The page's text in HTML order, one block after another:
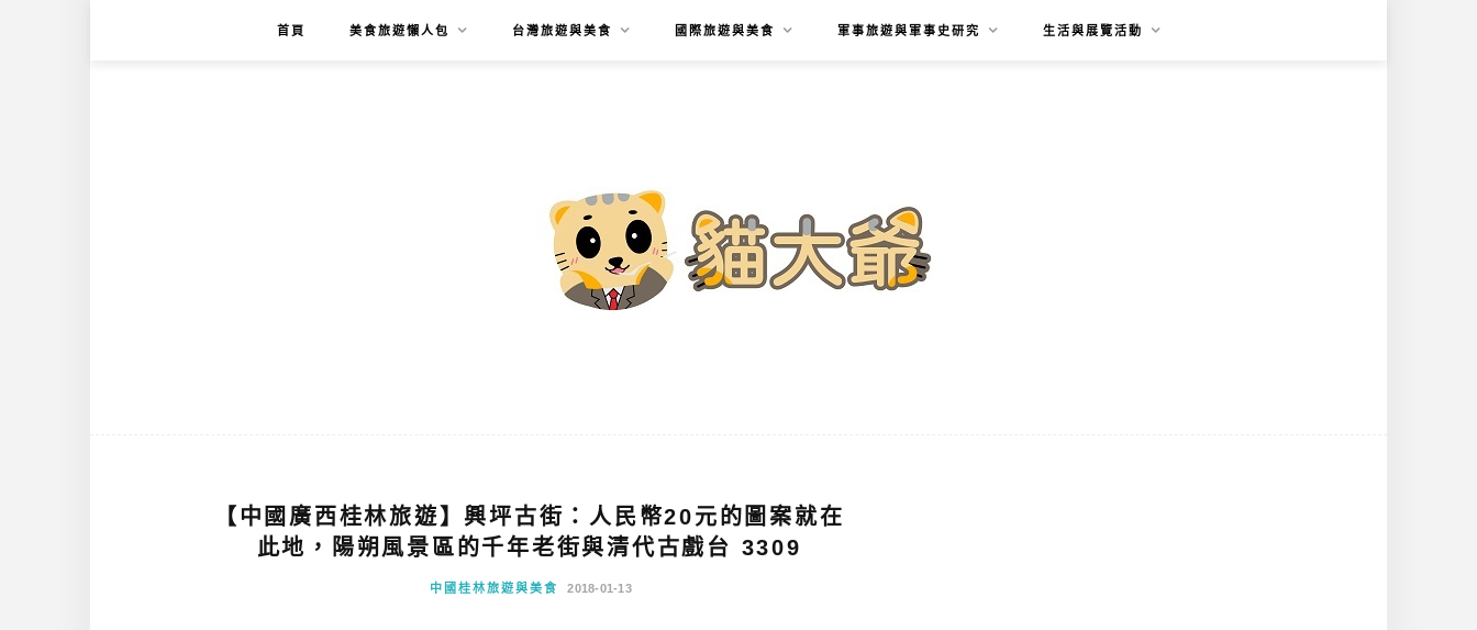
首頁 美食旅遊懶人包 台灣旅遊與美食 國際旅遊與美食 軍事旅遊與軍事史研究 生活與展覽活動
【中國廣西桂林旅遊】興坪古街：人民幣20元的圖案就在
此地，陽朔風景區的千年老街與清代古戲台 3309
中國桂林旅遊與美食 2018-01-13